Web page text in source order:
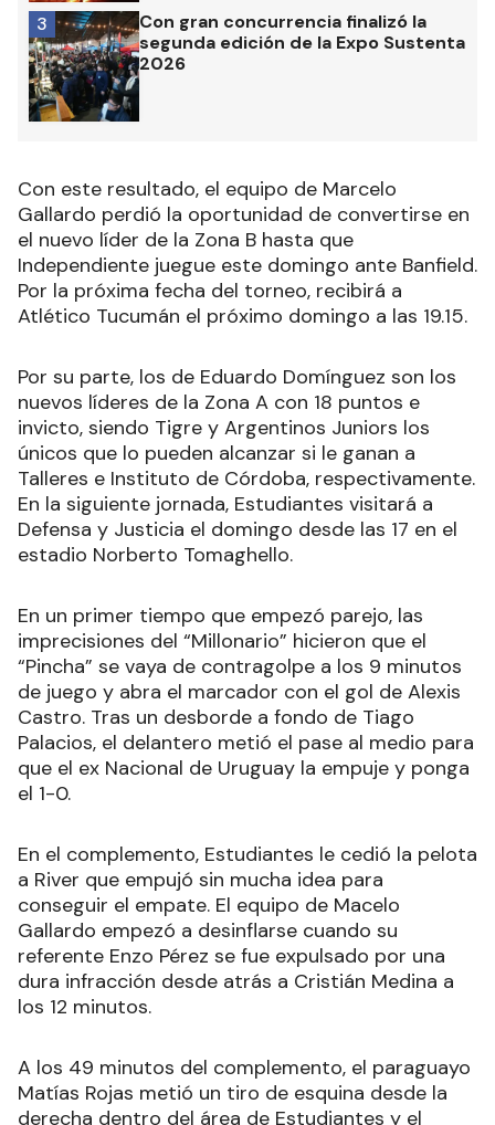
Con gran concurrencia finalizó la
segunda edición de la Expo Sustenta
2026
3
Con este resultado, el equipo de Marcelo
Gallardo perdió la oportunidad de convertirse en
el nuevo líder de la Zona B hasta que
Independiente juegue este domingo ante Banfield.
Por la próxima fecha del torneo, recibirá a
Atlético Tucumán el próximo domingo a las 19.15.
Por su parte, los de Eduardo Domínguez son los
nuevos líderes de la Zona A con 18 puntos e
invicto, siendo Tigre y Argentinos Juniors los
únicos que lo pueden alcanzar si le ganan a
Talleres e Instituto de Córdoba, respectivamente.
En la siguiente jornada, Estudiantes visitará a
Defensa y Justicia el domingo desde las 17 en el
estadio Norberto Tomaghello.
En un primer tiempo que empezó parejo, las
imprecisiones del “Millonario” hicieron que el
“Pincha” se vaya de contragolpe a los 9 minutos
de juego y abra el marcador con el gol de Alexis
Castro. Tras un desborde a fondo de Tiago
Palacios, el delantero metió el pase al medio para
que el ex Nacional de Uruguay la empuje y ponga
el 1-0.
En el complemento, Estudiantes le cedió la pelota
a River que empujó sin mucha idea para
conseguir el empate. El equipo de Macelo
Gallardo empezó a desinflarse cuando su
referente Enzo Pérez se fue expulsado por una
dura infracción desde atrás a Cristián Medina a
los 12 minutos.
A los 49 minutos del complemento, el paraguayo
Matías Rojas metió un tiro de esquina desde la
derecha dentro del área de Estudiantes y el